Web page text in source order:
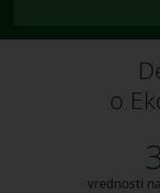
o
vrednosti